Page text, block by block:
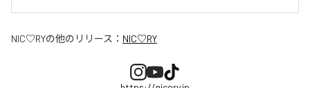
NIC♡RYの他のリリース： NIC♡RY